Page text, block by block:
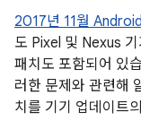
2017년 11월
도 Pixel 및 Nexus
패치도 포함되어 있
러한 문제와 관련해
치를 기기 업데이트